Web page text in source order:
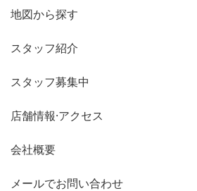
地図から探す
スタッフ紹介
スタッフ募集中
店舗情報·アクセス
会社概要
メールでお問い合わせ